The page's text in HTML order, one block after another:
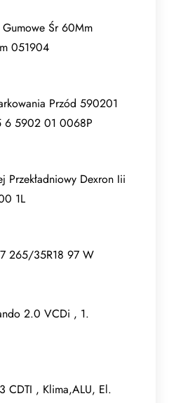
Śr 60Mm
051904
Przód 590201
6 5902 01 0068P
Przekładniowy Dexron Iii
1L
265/35R18 97 W
2.0 VCDi , 1.
CDTI , Klima,ALU, El.